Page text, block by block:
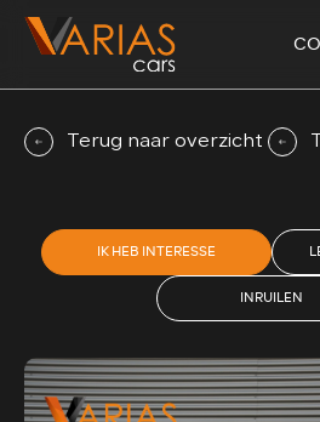
Terug naar overzicht
IK HEB INTERESSE
INRUILEN